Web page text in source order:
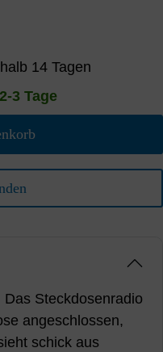
14 Tagen
3 Tage
Steckdosenradio
angeschlossen,
schick aus